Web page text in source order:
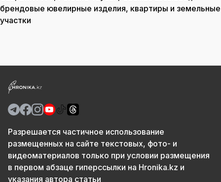
брендовые ювелирные изделия, квартиры и земельные
участки
Разрешается частичное использование
размещенных на сайте текстовых, фото- и
видеоматериалов только при условии размещения
в первом абзаце гиперссылки на Hronika.kz и
указания автора статьи